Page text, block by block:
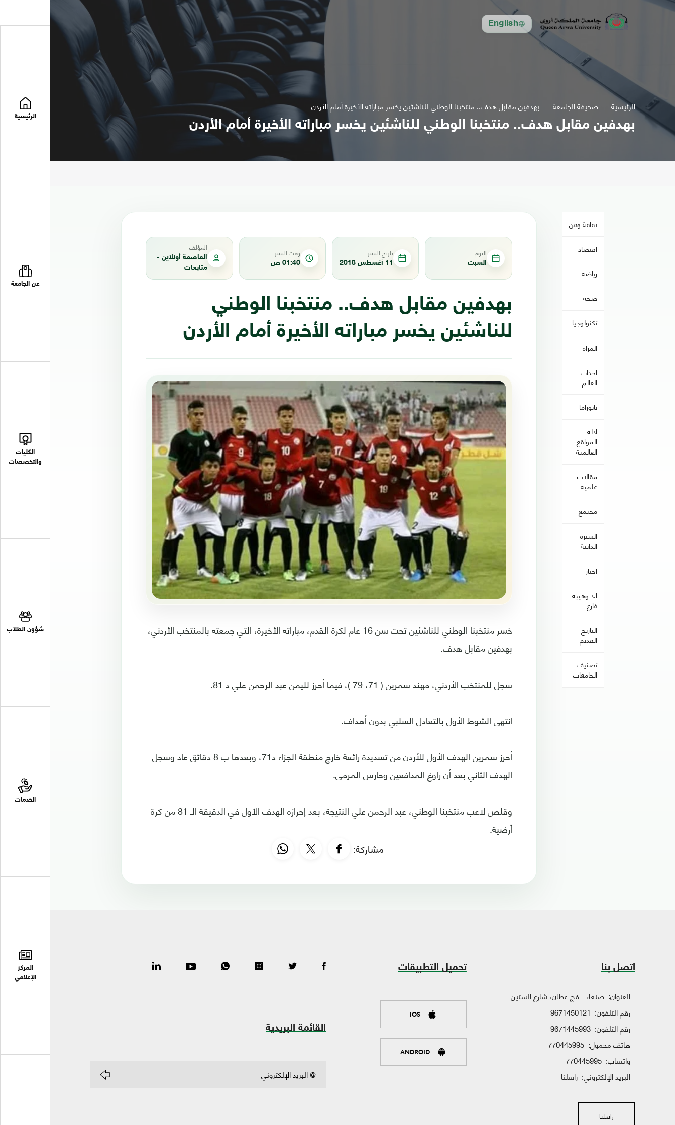
English
الرئيسية
عن الجامعة
الكليات
والتخصصات
شؤون الطلاب
الخدمات
المركز
الإعلامي
الرئيسية صحيفة الجامعة بهدفين مقابل هدف.. منتخبنا الوطني للناشئين يخسر مباراته الأخيرة أمام الأردن
بهدفين مقابل هدف.. منتخبنا الوطني للناشئين يخسر مباراته الأخيرة أمام الأردن
ثقافة وفن
اقتصاد
رياضة
صحه
تكنولوجيا
المراة
احداث
العالم
بانوراما
ادلة
المواقع
العالمية
مقالات
علمية
مجتمع
السيرة
الذاتية
اخبار
ا.د وهيبة
فارع
التاريخ
القديم
تصنيف
الجامعات
اليوم
السبت
تاريخ النشر
11 أغسطس 2018
وقت النشر
01:40 ص
المؤلف
العاصمة أونلاين -
متابعات
بهدفين مقابل هدف.. منتخبنا الوطني
للناشئين يخسر مباراته الأخيرة أمام الأردن
خسر منتخبنا الوطني للناشئين تحت سن 16 عام لكرة القدم، مباراته الأخيرة، التي جمعته بالمنتخب الأردني،
بهدفين مقابل هدف.
سجل للمنتخب الأردني، مهند سمرين ( 71، 79 )، فيما أحرز لليمن عبد الرحمن علي د 81.
انتهى الشوط الأول بالتعادل السلبي بدون أهداف.
أحرز سمرين الهدف الأول للأردن من تسديدة رائعة خارج منطقة الجزاء د71، وبعدها ب 8 دقائق عاد وسجل
الهدف الثاني بعد أن راوغ المدافعين وحارس المرمى.
وقلص لاعب منتخبنا الوطني، عبد الرحمن علي النتيجة، بعد إحرازه الهدف الأول في الدقيقة الـ 81 من كرة
أرضية.
مشاركة:
اتصل بنا
العنوان: صنعاء - فج عطان، شارع الستين
رقم التلفون: 9671450121
رقم التلفون: 9671445993
هاتف محمول: 770445995
واتساب: 770445995
البريد الإلكتروني: راسلنا
راسلنا
تحميل التطبيقات
IOS
ANDROID
القائمة البريدية